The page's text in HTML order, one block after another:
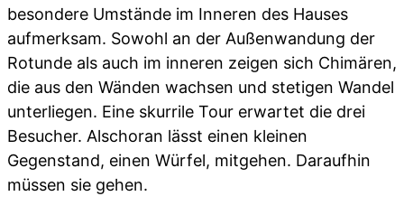
besondere Umstände im Inneren des Hauses
aufmerksam. Sowohl an der Außenwandung der
Rotunde als auch im inneren zeigen sich Chimären,
die aus den Wänden wachsen und stetigen Wandel
unterliegen. Eine skurrile Tour erwartet die drei
Besucher. Alschoran lässt einen kleinen
Gegenstand, einen Würfel, mitgehen. Daraufhin
müssen sie gehen.